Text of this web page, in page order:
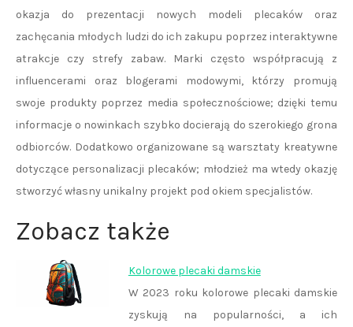
okazja do prezentacji nowych modeli plecaków oraz
zachęcania młodych ludzi do ich zakupu poprzez interaktywne
atrakcje czy strefy zabaw. Marki często współpracują z
influencerami oraz blogerami modowymi, którzy promują
swoje produkty poprzez media społecznościowe; dzięki temu
informacje o nowinkach szybko docierają do szerokiego grona
odbiorców. Dodatkowo organizowane są warsztaty kreatywne
dotyczące personalizacji plecaków; młodzież ma wtedy okazję
stworzyć własny unikalny projekt pod okiem specjalistów.
Zobacz także
Kolorowe plecaki damskie
W 2023 roku kolorowe plecaki damskie
zyskują na popularności, a ich